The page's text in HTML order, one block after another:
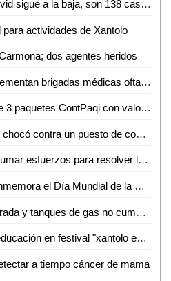
En las últimas horas el Covid sigue a la baja, son 138 casos nuevos y 6 defunciones
actividades de Xantolo
dos agentes heridos
Por segunda ocasión Implementan brigadas médicas oftalmológicas y auditivas
FEPZH recibe donación de 3 paquetes ContPaqi con valor superior a los 300 mil pesos
Chofer del servicio urbano chocó contra un puesto de comida; 2 heridos
Enrique Galindo, llama a sumar esfuerzos para resolver la problemática del agua en SLP
Este 22 de Octubre se conmemora el Día Mundial de la Medicina Tradicional
Loza de mercados deteriorada y tanques de gas no cumplen exigencias: Santiago Nales
Participará secretaría de educación en festival "xantolo en tu ciudad"
a tiempo cáncer de mama